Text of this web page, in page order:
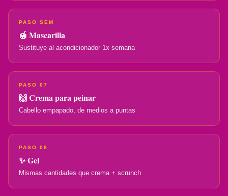
PASO SEM
🍯 Mascarilla
Sustituye al acondicionador 1x semana
PASO 07
🙌 Crema para peinar
Cabello empapado, de medios a puntas
PASO 08
✨ Gel
Mismas cantidades que crema + scrunch